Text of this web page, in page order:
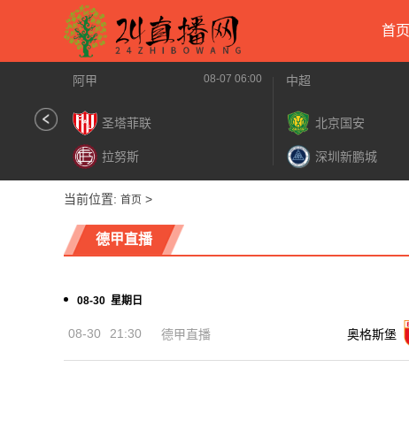
首页
阿甲 08-07 06:00
圣塔菲联
拉努斯
中超
北京国安
深圳新鹏城
当前位置: 首页 >
德甲直播
08-30 星期日
08-30 21:30 德甲直播 奥格斯堡